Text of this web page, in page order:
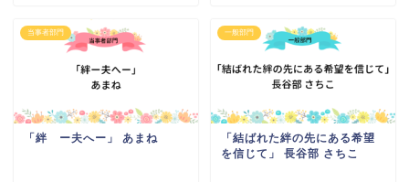
当事者部門
「絆 ー夫へー」 あまね
一般部門
「結ばれた絆の先にある希望
を信じて」 長谷部 さちこ